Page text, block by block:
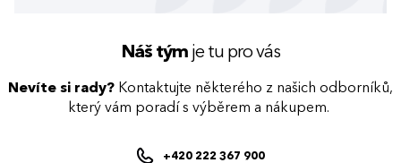
Náš týmje tu pro vás
Nevíte si rady? Kontaktujte některého z našich odborníků,
který vám poradí s výběrem a nákupem.
+420 222 367 900